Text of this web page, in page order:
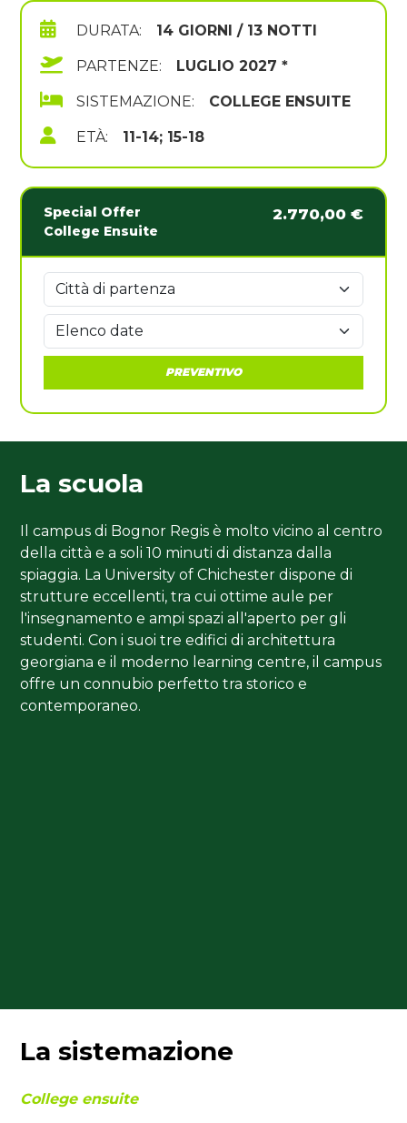
DURATA: 14 GIORNI / 13 NOTTI
PARTENZE: LUGLIO 2027 *
SISTEMAZIONE: COLLEGE ENSUITE
ETÀ: 11-14; 15-18
Special Offer
College Ensuite
2.770,00 €
PREVENTIVO
La scuola
Il campus di Bognor Regis è molto vicino al centro
della città e a soli 10 minuti di distanza dalla
spiaggia. La University of Chichester dispone di
strutture eccellenti, tra cui ottime aule per
l'insegnamento e ampi spazi all'aperto per gli
studenti. Con i suoi tre edifici di architettura
georgiana e il moderno learning centre, il campus
offre un connubio perfetto tra storico e
contemporaneo.
La sistemazione
College ensuite